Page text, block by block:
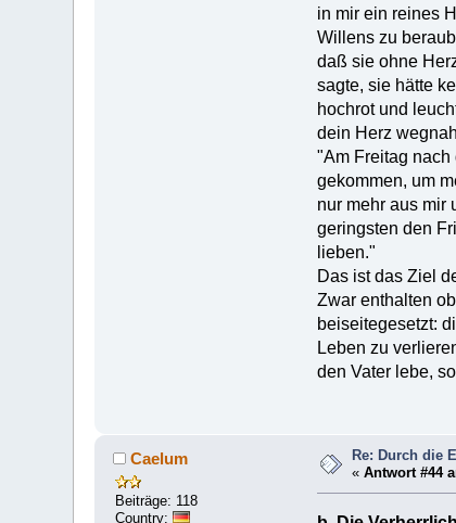
in mir ein reines
Willens zu
daß sie ohne
sagte, sie hätte
hochrot und
dein Herz
"Am Freitag nach
gekommen, um
nur mehr aus mir
geringsten den
lieben."
Das ist das Ziel
Zwar enthalten
beiseitegesetzt:
Leben zu
den Vater lebe,
Caelum
Beiträge: 118
Country:
Re: Durch die
«Antwort #44